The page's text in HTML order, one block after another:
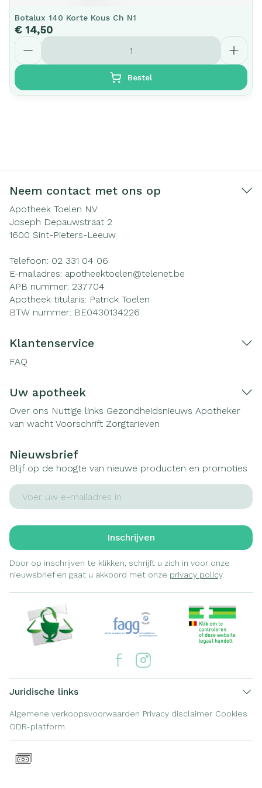
Botalux 140 Korte Kous Ch N1
€ 14,50
Aantal
Bestel
Neem contact met ons op
Apotheek Toelen NV
Joseph Depauwstraat 2
1600 Sint-Pieters-Leeuw
Telefoon: 02 331 04 06
E-mailadres: apotheektoelen@telenet.be
APB nummer: 237704
Apotheek titularis: Patrick Toelen
BTW nummer: BE0430134226
Klantenservice
FAQ
Uw apotheek
Over ons Nuttige links Gezondheidsnieuws Apotheker
van wacht Voorschrift Zorgtarieven
Nieuwsbrief
Blijf op de hoogte van nieuwe producten en promoties
E-mail adres
Inschrijven
Door op inschrijven te klikken, schrijft u zich in voor onze
nieuwsbrief en gaat u akkoord met onze privacy policy.
Juridische links
Algemene verkoopsvoorwaarden Privacy disclaimer Cookies
ODR-platform